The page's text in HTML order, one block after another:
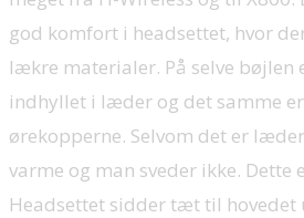
god komfort i headsettet, hvor
lækre materialer. På selve bøjlen
indhyllet i læder og det samme
ørekopperne. Selvom det er
varme og man sveder ikke.
Headsettet sidder tæt til hovedet